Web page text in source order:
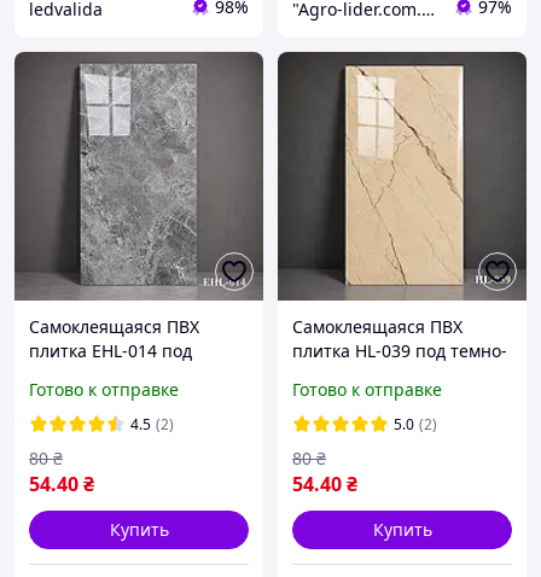
ledvalida 98% "Agro-lider.com.ua": Ваш проводник в мире садоводства и огородничества! 97%
Самоклеящаяся ПВХ
плитка EHL-014 под
декоративная
влагостойкая плитка для
стен, кухонного фартука и
ванной комнаты
Готово к отправке
4.5 (2)
54.40₴
80 ₴
Купить
Самоклеящаяся ПВХ
плитка HL-039 под темно-
декоративная
влагостойкая плитка для
стен, кухонного фартука и
ванной
Готово к отправке
5.0 (2)
54.40₴
80 ₴
Купить